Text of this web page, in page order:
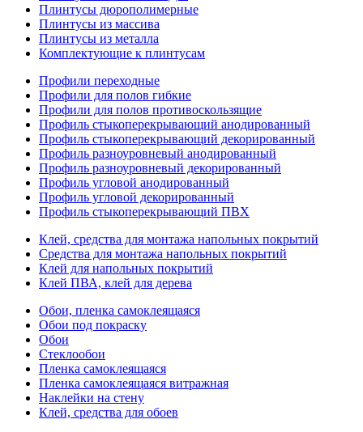
Плинтусы дюрополимерные
Плинтусы из массива
Плинтусы из металла
Комплектующие к плинтусам
Профили переходные
Профили для полов гибкие
Профили для полов противоскользящие
Профиль стыкоперекрывающий анодированный
Профиль стыкоперекрывающий декорированный
Профиль разноуровневый анодированный
Профиль разноуровневый декорированный
Профиль угловой анодированный
Профиль угловой декорированный
Профиль стыкоперекрывающий ПВХ
Клей, средства для монтажа напольных покрытий
Средства для монтажа напольных покрытий
Клей для напольных покрытий
Клей ПВА, клей для дерева
Обои, пленка самоклеящаяся
Обои под покраску
Обои
Стеклообои
Пленка самоклеящаяся
Пленка самоклеящаяся витражная
Наклейки на стену
Клей, средства для обоев